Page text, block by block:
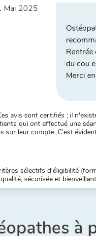
Mai 2025
du cou
Merci
avis sont certifiés ; il
qui ont effectué une
sur leur compte. C'est
sélectifs d'éligibilité
sécurisée et
à